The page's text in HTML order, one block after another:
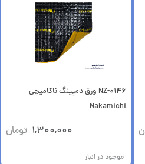
NZ-0146 ورق دمپینگ ناکامیچی
Nakamichi
1,300,000 تومان
موجود در انبار